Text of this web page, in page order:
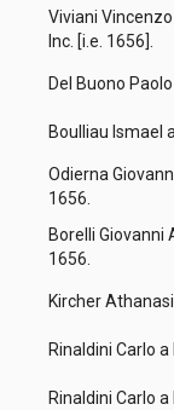
Viviani
Inc. [i.e. 1656].
Del Buono
Boulliau Ismael
Odierna
1656.
Borelli Giovanni
1656.
Kircher
Rinaldini Carlo
Rinaldini Carlo